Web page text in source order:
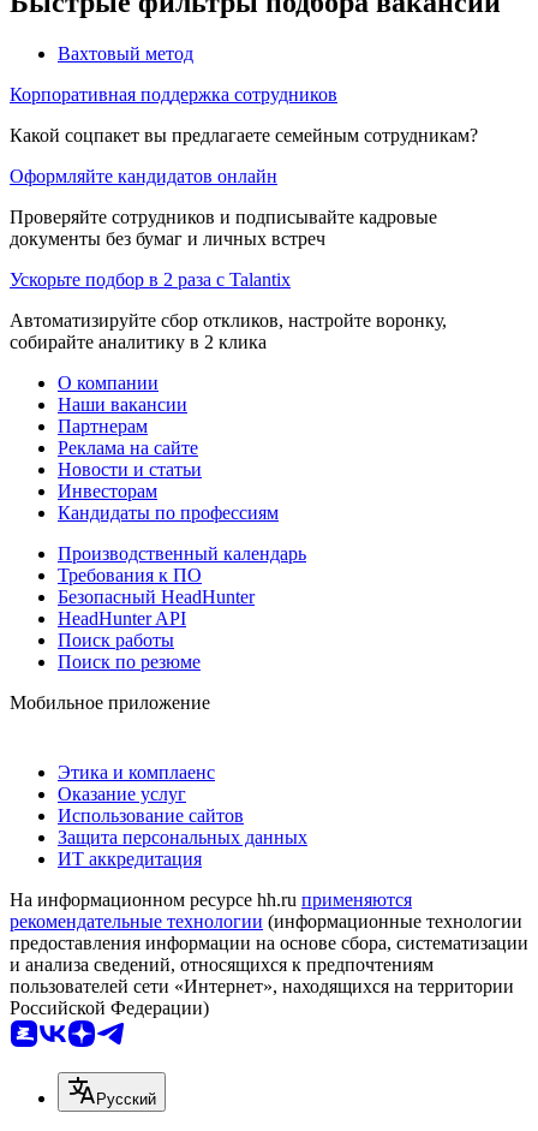
Вахтовый метод
Корпоративная поддержка сотрудников
Какой соцпакет вы предлагаете семейным сотрудникам?
Оформляйте кандидатов онлайн
Проверяйте сотрудников и подписывайте кадровые
документы без бумаг и личных встреч
Ускорьте подбор в 2 раза с Talantix
Автоматизируйте сбор откликов, настройте воронку,
собирайте аналитику в 2 клика
О компании
Наши вакансии
Партнерам
Реклама на сайте
Новости и статьи
Инвесторам
Кандидаты по профессиям
Производственный календарь
Требования к ПО
Безопасный HeadHunter
HeadHunter API
Поиск работы
Поиск по резюме
Мобильное приложение
Этика и комплаенс
Оказание услуг
Использование сайтов
Защита персональных данных
ИТ аккредитация
На информационном ресурсе hh.ru применяются
рекомендательные технологии (информационные технологии
предоставления информации на основе сбора, систематизации
и анализа сведений, относящихся к предпочтениям
пользователей сети «Интернет», находящихся на территории
Российской Федерации)
Русский